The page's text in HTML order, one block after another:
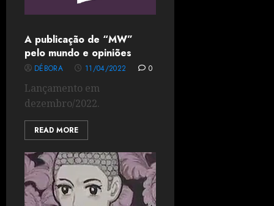
A publicação de “MW”
pelo mundo e opiniões
DÉBORA 11/04/2022 0
Lançamento em
dezembro/2022.
READ MORE